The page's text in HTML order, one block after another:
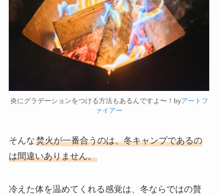
炎にグラデーションをつける方法もあるんですよ〜！byアートフ
ァイアー
そんな焚火が一番合うのは、冬キャンプであるの
は間違いありません。
冷えた体を温めてくれる感覚は、冬ならではの贅